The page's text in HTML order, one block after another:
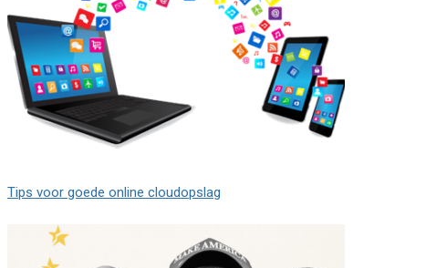
Tips voor goede online cloudopslag